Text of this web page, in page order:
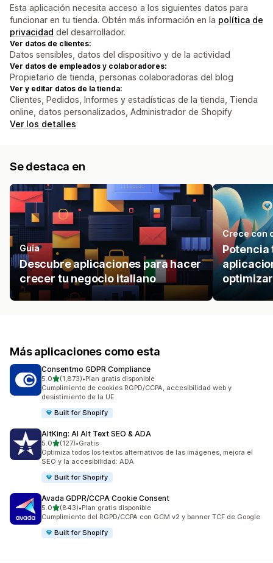
Esta aplicación necesita acceso a los siguientes datos para
funcionar en tu tienda. Obtén más información en la política de
privacidad del desarrollador.
Ver datos de clientes:
Datos sensibles, datos del dispositivo y de la actividad
Ver datos de empleados y colaboradores:
Propietario de tienda, personas colaboradoras del blog
Ver y editar datos de la tienda:
Clientes, Pedidos, Informes y estadísticas de la tienda, Tienda
online, datos personalizados, Administrador de Shopify
Ver los detalles
Se destaca en
Guía
Descubre aplicaciones para hacer
crecer tu negocio italiano
Crece con
Más aplicaciones como esta
Consentmo GDPR Compliance
5.0de 5 estrellas
(1,873)
1873 reseñas en total
•Plan gratis disponible
Cumplimiento de cookies RGPD/CCPA, accesibilidad web y
desistimiento de la UE
Built for Shopify
AltKing: AI Alt Text SEO & ADA
5.0de 5 estrellas
(127)
127 reseñas en total
•Gratis
Optimiza todos los textos alternativos de las imágenes, mejora el
SEO y la accesibilidad: ADA
Built for Shopify
Avada GDPR/CCPA Cookie Consent
5.0de 5 estrellas
(843)
843 reseñas en total
•Plan gratis disponible
Cumplimiento del RGPD/CCPA con GCM v2 y banner TCF de Google
Built for Shopify